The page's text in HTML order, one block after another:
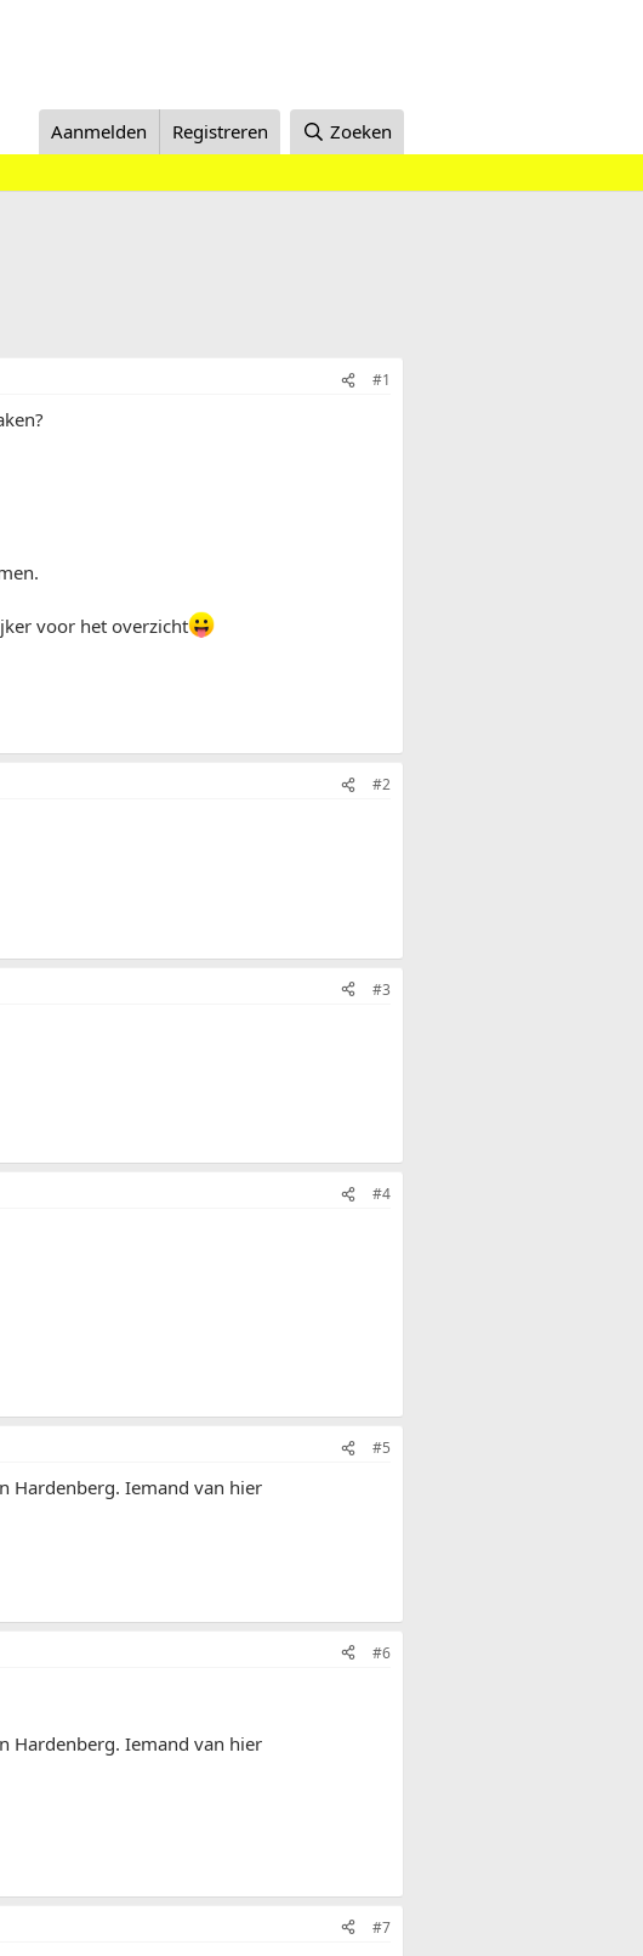
Aanmelden Registreren Zoeken
#1
voor het overzicht
#2
#3
#4
#5
Hardenberg. Iemand van hier
#6
Hardenberg. Iemand van hier
#7